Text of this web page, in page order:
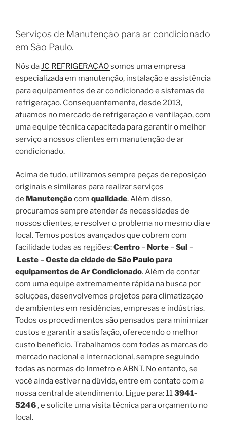
Serviços de Manutenção para ar condicionado
em São Paulo.
Nós daJC REFRIGERAÇÃOsomos uma empresa
especializada em manutenção, instalação e assistência
para equipamentos de ar condicionado e sistemas de
refrigeração. Consequentemente, desde 2013,
atuamos no mercado de refrigeração e ventilação, com
uma equipe técnica capacitada para garantir o melhor
serviço a nossos clientes em manutenção de ar
condicionado.
Acima de tudo, utilizamos sempre peças de reposição
originais e similares para realizar serviços
de Manutençãocom qualidade. Além disso,
procuramos sempre atender às necessidades de
nossos clientes, e resolver o problema no mesmo dia e
local. Temos postos avançados que cobrem com
facilidade todas as regiões:Centro – Norte –Sul –
Leste –Oeste da cidade deSão Paulopara
equipamentos de Ar Condicionado. Além de contar
com uma equipe extremamente rápida na busca por
soluções, desenvolvemos projetos para climatização
de ambientes em residências, empresas e indústrias.
Todos os procedimentos são pensados para minimizar
custos e garantir a satisfação, oferecendo o melhor
custo benefício. Trabalhamos com todas as marcas do
mercado nacional e internacional, sempre seguindo
todas as normas do Inmetro e ABNT. No entanto, se
você ainda estiver na dúvida, entre em contato com a
nossa central de atendimento. Ligue para: 113941-
5246, e solicite uma visita técnica para orçamento no
local.